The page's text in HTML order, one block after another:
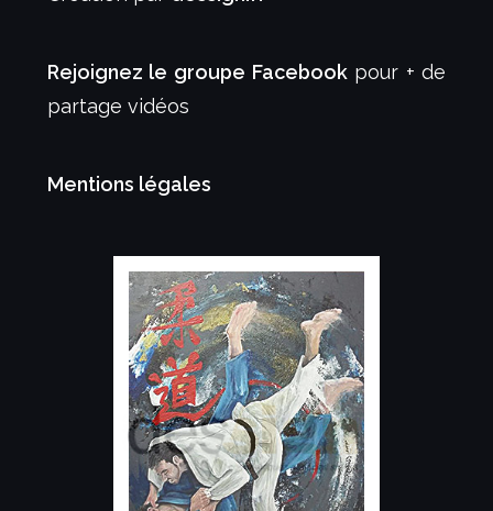
Rejoignez le groupe Facebook pour + de
partage vidéos
Mentions légales